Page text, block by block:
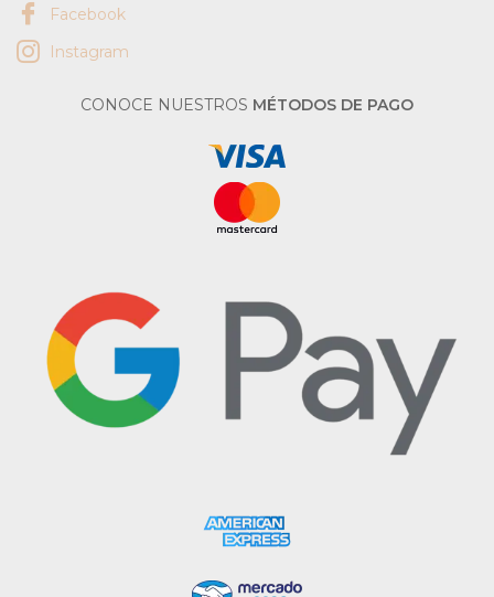
Facebook
Instagram
CONOCE NUESTROS MÉTODOS DE PAGO